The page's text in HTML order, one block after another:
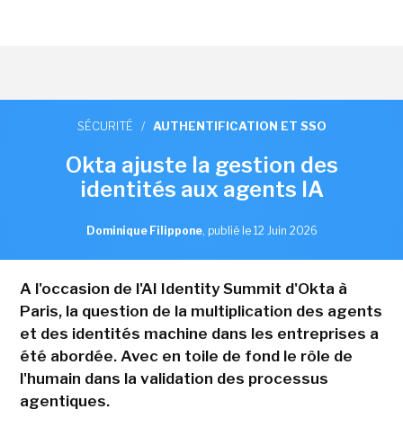
SÉCURITÉ / AUTHENTIFICATION ET SSO
Okta ajuste la gestion des
identités aux agents IA
Dominique Filippone, publié le 12 Juin 2026
A l'occasion de l'AI Identity Summit d'Okta à
Paris, la question de la multiplication des agents
et des identités machine dans les entreprises a
été abordée. Avec en toile de fond le rôle de
l'humain dans la validation des processus
agentiques.